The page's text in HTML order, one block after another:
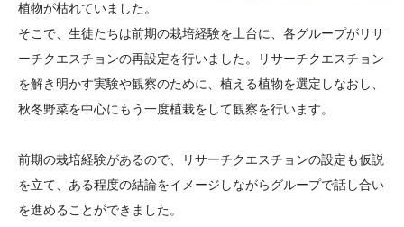
ログラム助成
植物が枯れていました。
そこで、生徒たちは前期の栽培経験を土台に、各グループがリサ
ーチクエスチョンの再設定を行いました。リサーチクエスチョン
を解き明かす実験や観察のために、植える植物を選定しなおし、
秋冬野菜を中心にもう一度植栽をして観察を行います。
前期の栽培経験があるので、リサーチクエスチョンの設定も仮説
を立て、ある程度の結論をイメージしながらグループで話し合い
を進めることができました。